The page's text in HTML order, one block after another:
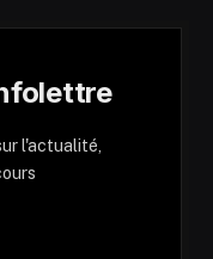
l'actualité,